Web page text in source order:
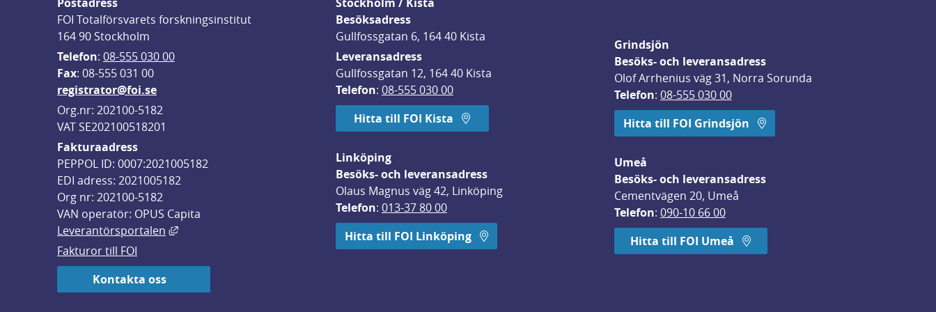
FOI Totalförsvarets forskningsinstitut
164 90 Stockholm
Telefon: 08-555 030 00
Fax: 08-555 031 00
registrator@foi.se
Org.nr: 202100-5182
VAT SE202100518201
Fakturaadress
PEPPOL ID: 0007:2021005182
EDI adress: 2021005182
Org nr: 202100-5182
VAN operatör: OPUS Capita
Leverantörsportalen
Länk till annan webbplats, öppnas i nytt fönster.
Fakturor till FOI
Kontakta oss
Besöksadress
Gullfossgatan 6, 164 40 Kista
Leveransadress
Gullfossgatan 12, 164 40 Kista
Telefon: 08-555 030 00
Hitta till FOI Kista
Linköping
Besöks- och leveransadress
Olaus Magnus väg 42, Linköping
Telefon: 013-37 80 00
Hitta till FOI Linköping
Grindsjön
Besöks- och leveransadress
Olof Arrhenius väg 31, Norra Sorunda
Telefon: 08-555 030 00
Hitta till FOI Grindsjön
Umeå
Besöks- och leveransadress
Cementvägen 20, Umeå
Telefon: 090-10 66 00
Hitta till FOI Umeå